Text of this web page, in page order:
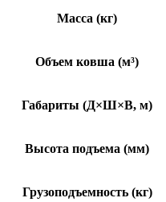
Масса (кг)
Объем ковша (м³)
Габариты (Д×Ш×В, м)
Высота подъема (мм)
Грузоподъемность (кг)